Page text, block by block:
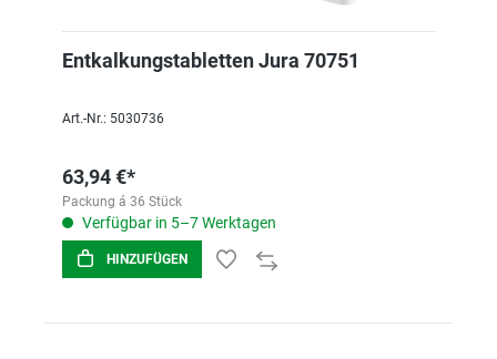
Entkalkungstabletten Jura 70751
Art.-Nr.: 5030736
63,94 €*
Packung á 36 Stück
Verfügbar in 5–7 Werktagen
HINZUFÜGEN